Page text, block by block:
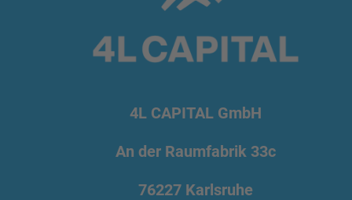
4L CAPITAL GmbH
An der Raumfabrik 33c
76227 Karlsruhe